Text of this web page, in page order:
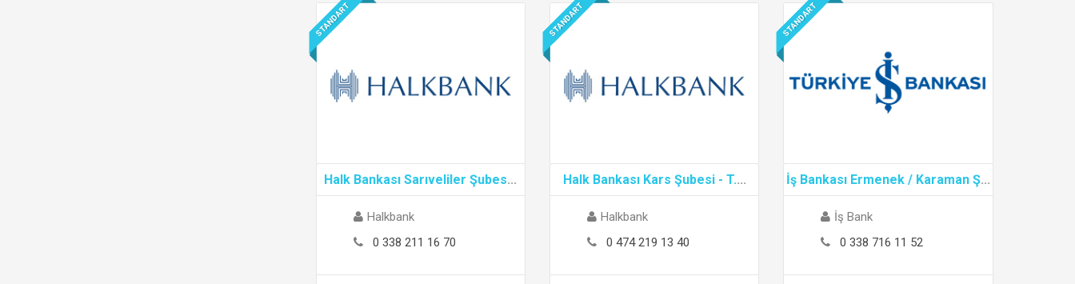
STANDART
Halk Bankası Sarıveliler Şubes...
Halkbank
0 338 211 16 70
STANDART
Halk Bankası Kars Şubesi - T....
Halkbank
0 474 219 13 40
STANDART
İş Bankası Ermenek / Karaman Ş...
İş Bank
0 338 716 11 52